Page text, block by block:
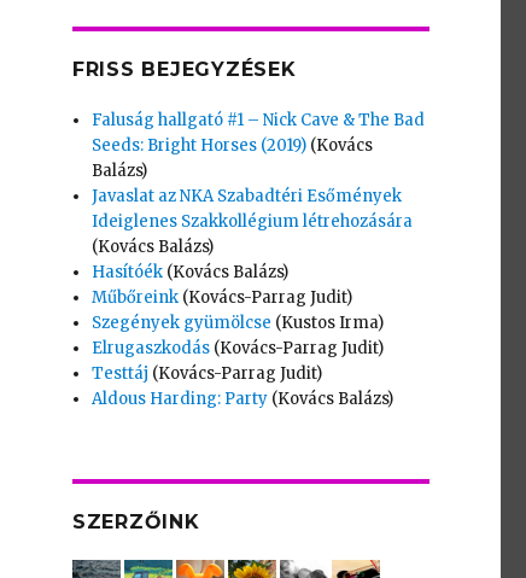
FRISS BEJEGYZÉSEK
Faluság hallgató #1 – Nick Cave & The Bad
Seeds: Bright Horses (2019) (Kovács
Balázs)
Javaslat az NKA Szabadtéri Esőmények
Ideiglenes Szakkollégium létrehozására
(Kovács Balázs)
Hasítóék (Kovács Balázs)
Műbőreink (Kovács-Parrag Judit)
Szegények gyümölcse (Kustos Irma)
Elrugaszkodás (Kovács-Parrag Judit)
Testtáj (Kovács-Parrag Judit)
Aldous Harding: Party (Kovács Balázs)
SZERZŐINK